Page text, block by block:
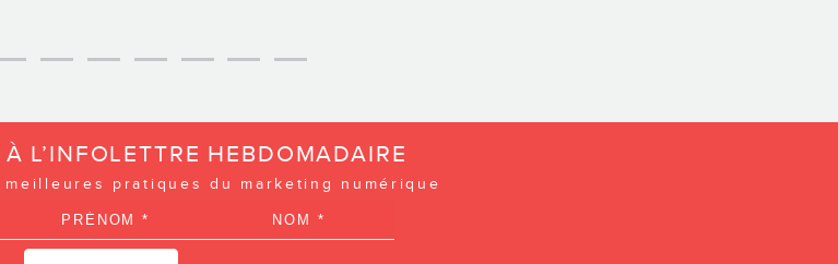
L’INFOLETTRE HEBDOMADAIRE
pratiques du marketing numérique